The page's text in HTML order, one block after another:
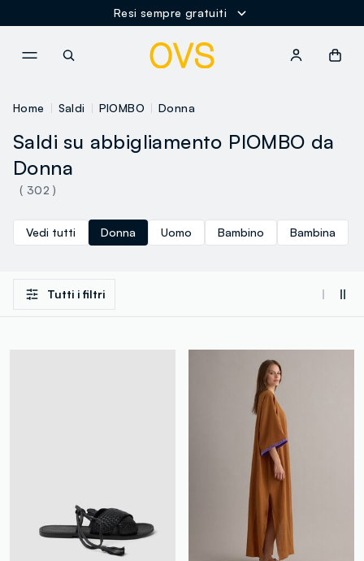
Resi sempre gratuiti
Home Saldi PIOMBO Donna
Saldi su abbigliamento PIOMBO da
Donna
( 302 )
Vedi tutti Donna Uomo Bambino Bambina
Tutti i filtri